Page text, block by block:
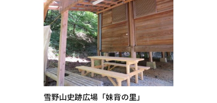
雪野山史跡広場「妹背の里」